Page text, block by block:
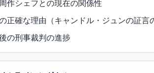
作シェフとの現在の関係性
正確な理由（キャンドル・ジュンの証言
の刑事裁判の進捗